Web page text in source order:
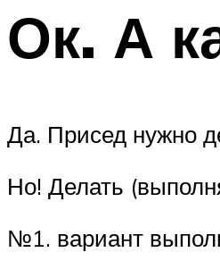
МЕНЮ
Ок. А
Да. Присед нужно
Но! Делать
№1. вариант